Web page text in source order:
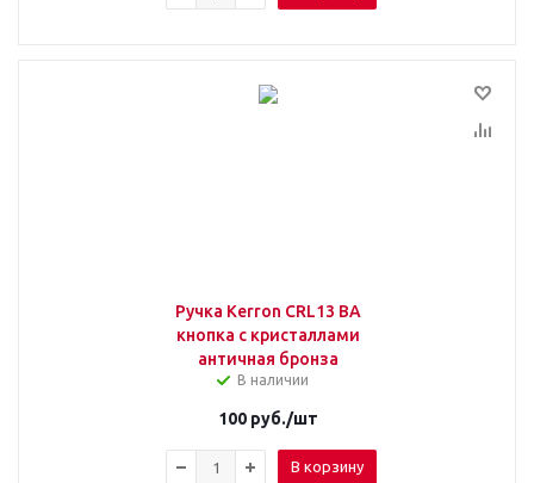
Ручка Kerron CRL13 BA
кнопка с кристаллами
античная бронза
В наличии
100руб./шт
В корзину